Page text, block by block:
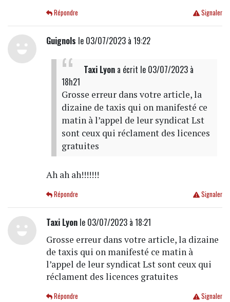
Signaler
Répondre
Guignols le 03/07/2023 à 19:22
Taxi Lyona écrit le 03/07/2023 à
18h21
Grosse erreur dans votre article, la
dizaine de taxis qui on manifesté ce
matin à l’appel de leur syndicat Lst
sont ceux qui réclament des licences
gratuites
Ah ah ah!!!!!!!
Signaler
Répondre
Taxi Lyonle 03/07/2023 à 18:21
Grosse erreur dans votre article, la dizaine
de taxis qui on manifesté ce matin à
l’appel de leur syndicat Lst sont ceux qui
réclament des licences gratuites
Signaler
Répondre